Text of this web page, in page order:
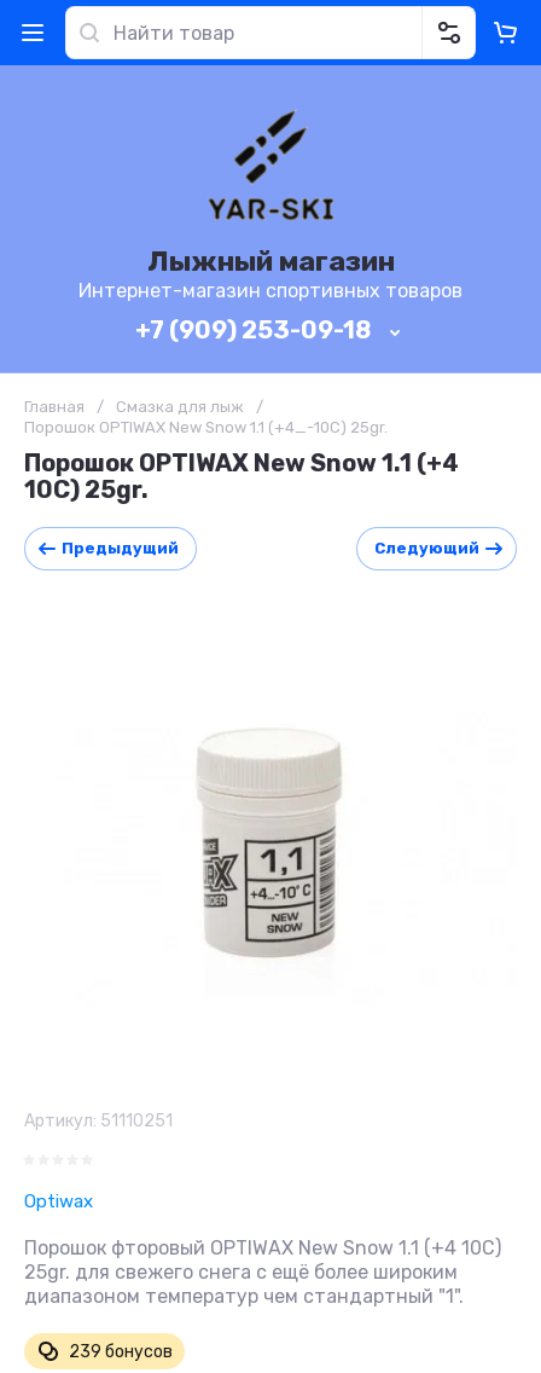
Лыжный магазин
Интернет-магазин спортивных товаров
+7 (909) 253-09-18
Главная / Смазка для лыж
/
Порошок OPTIWAX New Snow 1.1 (+4_-10C) 25gr.
Порошок OPTIWAX New Snow 1.1 (+4
10C) 25gr.
Предыдущий Следующий
Артикул: 51110251
Optiwax
Порошок фторовый OPTIWAX New Snow 1.1 (+4 10C)
25gr. для свежего снега с ещё более широким
диапазоном температур чем стандартный "1".
239 бонусов